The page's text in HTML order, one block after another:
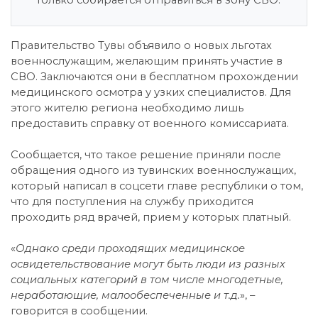
Правительство Тувы объявило о новых льготах
военнослужащим, желающим принять участие в
СВО. Заключаются они в бесплатном прохождении
медицинского осмотра у узких специалистов. Для
этого жителю региона необходимо лишь
предоставить справку от военного комиссариата.
Сообщается, что такое решение приняли после
обращения одного из тувинских военнослужащих,
который написал в соцсети главе республики о том,
что для поступления на службу приходится
проходить ряд врачей, прием у которых платный.
«Однако среди проходящих медицинское
освидетельствование могут быть люди из разных
социальных категорий в том числе многодетные,
неработающие, малообеспеченные и т.д.», –
говорится в сообщении.